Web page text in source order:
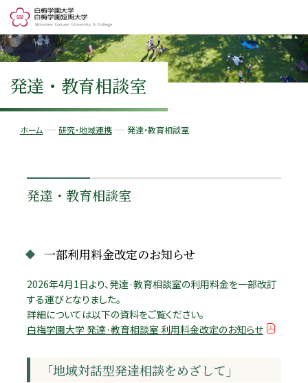
発達・教育相談室
ホーム 研究・地域連携 発達・教育相談室
発達・教育相談室
一部利用料金改定のお知らせ
2026年4月1日より、発達·教育相談室の利用料金を一部改訂
する運びとなりました。
詳細については以下の資料をご覧ください。
白梅学園大学 発達·教育相談室 利用料金改定のお知らせ
「地域対話型発達相談をめざして」